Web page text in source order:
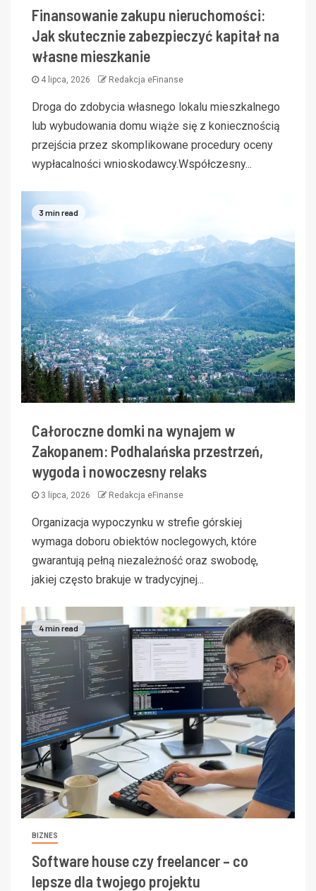
Finansowanie zakupu nieruchomości:
Jak skutecznie zabezpieczyć kapitał na
własne mieszkanie
4 lipca, 2026 Redakcja eFinanse
Droga do zdobycia własnego lokalu mieszkalnego
lub wybudowania domu wiąże się z koniecznością
przejścia przez skomplikowane procedury oceny
wypłacalności wnioskodawcy.Współczesny...
3 min read
Całoroczne domki na wynajem w
Zakopanem: Podhalańska przestrzeń,
wygoda i nowoczesny relaks
3 lipca, 2026 Redakcja eFinanse
Organizacja wypoczynku w strefie górskiej
wymaga doboru obiektów noclegowych, które
gwarantują pełną niezależność oraz swobodę,
jakiej często brakuje w tradycyjnej...
4 min read
BIZNES
Software house czy freelancer – co
lepsze dla twojego projektu